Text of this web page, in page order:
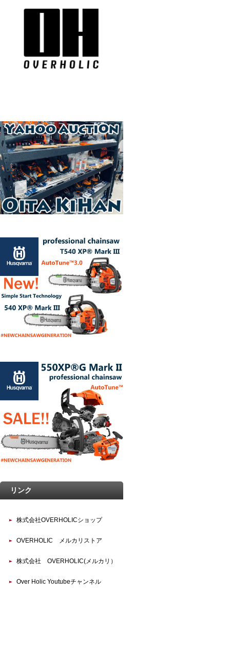
リンク
株式会社OVERHOLICショップ
OVERHOLIC メルカリストア
株式会社 OVERHOLIC(メルカリ）
Over Holic Youtubeチャンネル